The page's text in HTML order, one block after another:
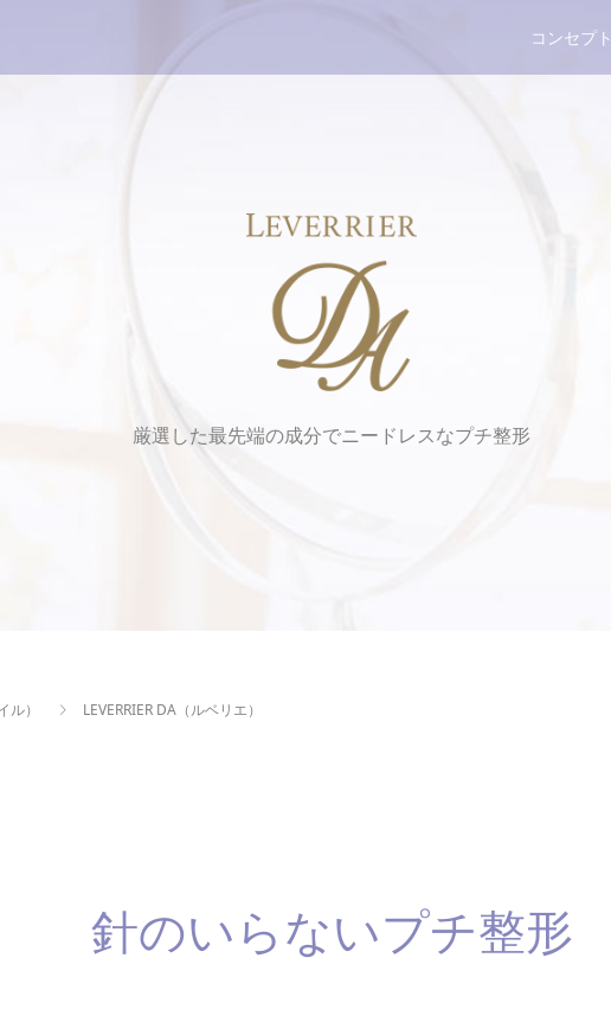
コンセプト
厳選した最先端の成分でニードレスなプチ整形
） LEVERRIER DA（ルベリエ）
針のいらないプチ整形